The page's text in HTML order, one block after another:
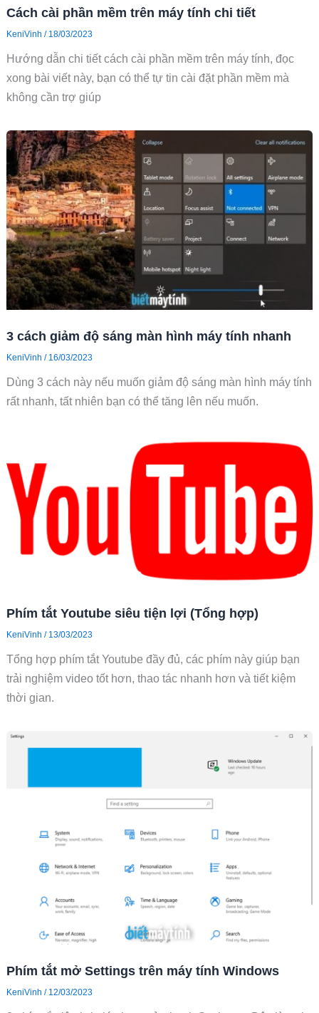
Cách cài phần mềm trên máy tính chi tiết
KeniVinh / 18/03/2023
Hướng dẫn chi tiết cách cài phần mềm trên máy tính, đọc
xong bài viết này, bạn có thể tự tin cài đặt phần mềm mà
không cần trợ giúp
3 cách giảm độ sáng màn hình máy tính nhanh
KeniVinh / 16/03/2023
Dùng 3 cách này nếu muốn giảm độ sáng màn hình máy tính
rất nhanh, tất nhiên bạn có thể tăng lên nếu muốn.
Phím tắt Youtube siêu tiện lợi (Tổng hợp)
KeniVinh / 13/03/2023
Tổng hợp phím tắt Youtube đầy đủ, các phím này giúp bạn
trải nghiệm video tốt hơn, thao tác nhanh hơn và tiết kiệm
thời gian.
Phím tắt mở Settings trên máy tính Windows
KeniVinh / 12/03/2023